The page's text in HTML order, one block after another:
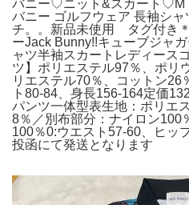
バニー♡ニット&スカート♡M
バニー ゴルフウェア 長袖シ
チ。。新品未使用 タグ付き
ーJack Bunny!!キューブジャ
ャツ半袖スカートレディース
ツ】ポリエステル97％、ポリ
リエステル70％、コットン26
ト80-84、身長156-164定価
パンツ一体型表生地：ポリエ
8％／別布部分：ナイロン100
100％0:ウエスト57-60、ヒッ
投函にて発送となります